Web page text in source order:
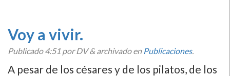
Voy a vivir.
Publicado4:51 por DV&archivado en Publicaciones.
A pesar de los césares y de los pilatos, de los